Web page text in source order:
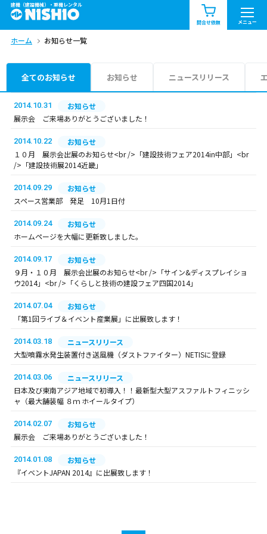
建機（建設機械）・重機レンタル
問合せ依頼 メニュー
商品一覧 お知らせ一覧
問合せ依頼リスト
エリア情報を見る
九州・沖縄（外部）
ホーム お知らせ一覧
全てのお知らせ お知らせ ニュースリリース
2014.10.31
お知らせ
展示会 ご来場ありがとうございました！
2014.10.22
お知らせ
１０月 展示会出展のお知らせ<br />「建設技術フェア2014in中部」<br
/>「建設技術展2014近畿」
2014.09.29
お知らせ
スペース営業部 発足 10月1日付
2014.09.24
お知らせ
ホームページを大幅に更新致しました。
2014.09.17
お知らせ
９月・１０月 展示会出展のお知らせ<br />「サイン&ディスプレイショ
ウ2014」<br />「くらしと技術の建設フェア四国2014」
2014.07.04
お知らせ
「第1回ライブ＆イベント産業展」に出展致します！
2014.03.18
ニュースリリース
大型噴霧水発生装置付き送風機（ダストファイター）NETISに登録
2014.03.06
ニュースリリース
日本及び東南アジア地域で初導入！！最新型大型アスファルトフィニッシ
ャ（最大舗装幅 ８ｍ ホイールタイプ）
2014.02.07
お知らせ
展示会 ご来場ありがとうございました！
2014.01.08
お知らせ
『イベントJAPAN 2014』に出展致します！